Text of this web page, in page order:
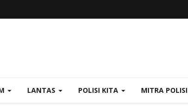
LANTAS POLISI KITA MITRA POLISI